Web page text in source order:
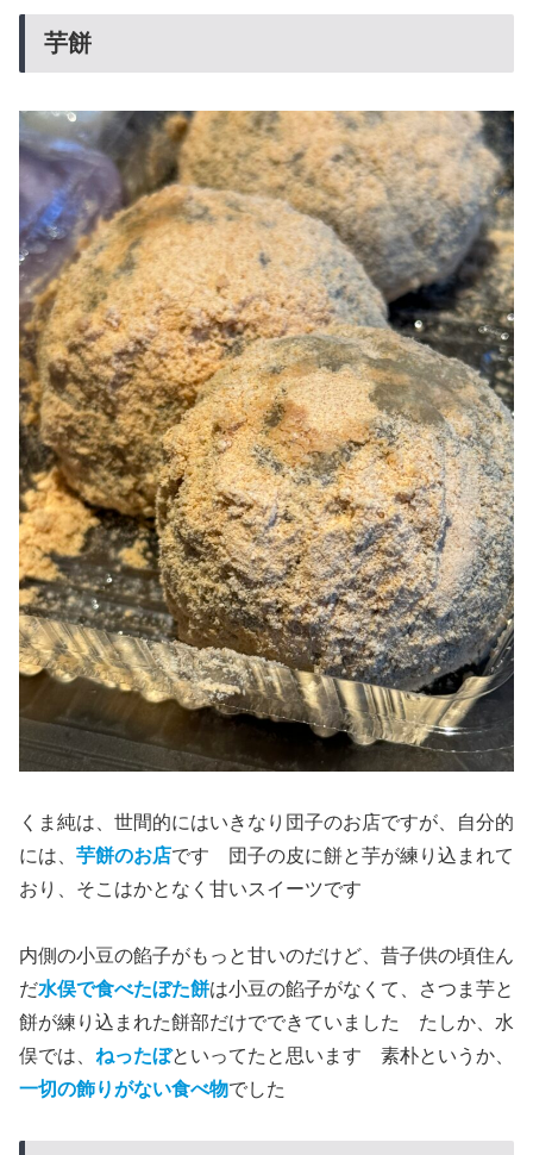
芋餅
くま純は、世間的にはいきなり団子のお店ですが、自分的
には、 芋餅のお店です 団子の皮に餅と芋が練り込まれて
おり、そこはかとなく甘いスイーツです
内側の小豆の餡子がもっと甘いのだけど、昔子供の頃住ん
だ水俣で食べたぼた餅は小豆の餡子がなくて、さつま芋と
餅が練り込まれた餅部だけでできていました たしか、水
俣では、 ねったぼといってたと思います 素朴というか、
一切の飾りがない食べ物でした